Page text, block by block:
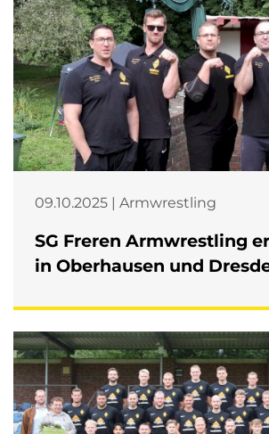
09.10.2025 | Armwrestling
SG Freren Armwrestling
in Oberhausen und